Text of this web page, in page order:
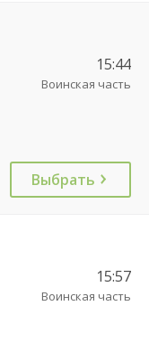
15:44
Воинская часть
Выбрать
15:57
Воинская часть